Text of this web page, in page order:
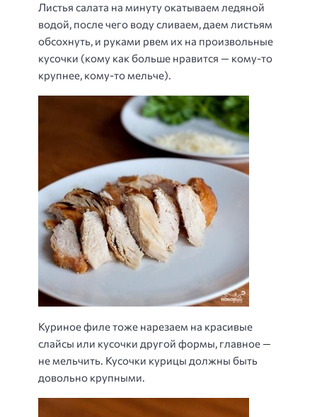
Листья салата на минуту окатываем ледяной
водой, после чего воду сливаем, даем листьям
обсохнуть, и руками рвем их на произвольные
кусочки (кому как больше нравится — кому-то
крупнее, кому-то мельче).
Куриное филе тоже нарезаем на красивые
слайсы или кусочки другой формы, главное —
не мельчить. Кусочки курицы должны быть
довольно крупными.